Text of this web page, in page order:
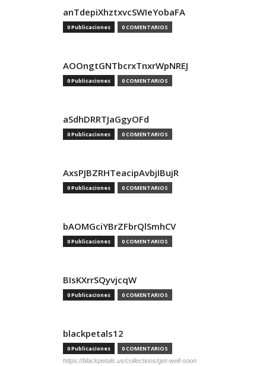
anTdepiXhztxvcSWIeYobaFA
0 Publicaciones 0 COMENTARIOS
AOOngtGNTbcrxTnxrWpNREJ
0 Publicaciones 0 COMENTARIOS
aSdhDRRTJaGgyOFd
0 Publicaciones 0 COMENTARIOS
AxsPJBZRHTeacipAvbjIBujR
0 Publicaciones 0 COMENTARIOS
bAOMGciYBrZFbrQlSmhCV
0 Publicaciones 0 COMENTARIOS
BIsKXrrSQyvjcqW
0 Publicaciones 0 COMENTARIOS
blackpetals12
0 Publicaciones 0 COMENTARIOS
https://blackpetals.us/collections/get-well-soon